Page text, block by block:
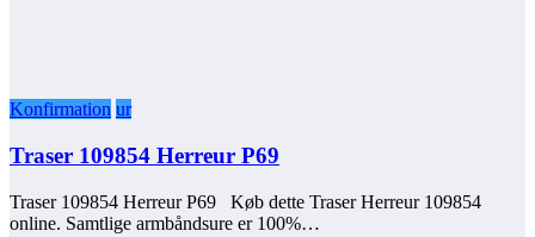
Konfirmation ur
Traser 109854 Herreur P69
Traser 109854 Herreur P69 Køb dette Traser Herreur 109854
online. Samtlige armbåndsure er 100%…